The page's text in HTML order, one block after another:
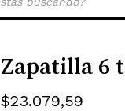
Zapatilla 6
$23.079,59